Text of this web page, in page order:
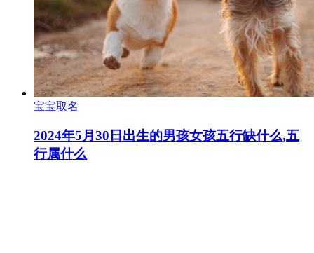
宝宝取名
2024年5月30日出生的男孩女孩五行缺什么,五
行属什么